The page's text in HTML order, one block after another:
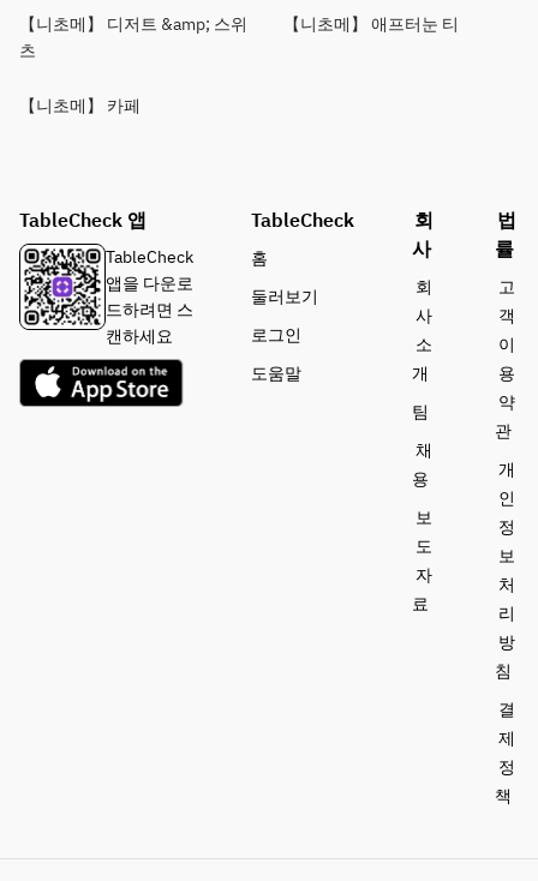
【니초메】 디저트 &amp; 스위
츠
【니초메】 애프터눈 티
【니초메】 카페
TableCheck 앱
TableCheck
앱을 다운로
드하려면 스
캔하세요
TableCheck
홈
둘러보기
로그인
도움말
회
사
회
사
소
개
팀
채
용
보
도
자
료
법
률
고
객
이
용
약
관
개
인
정
보
처
리
방
침
결
제
정
책